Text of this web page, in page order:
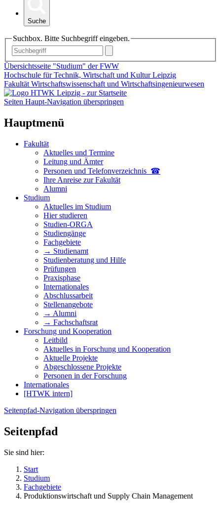
Suche
Suchbox. Bitte Suchbegriff eingeben.
Übersichtsseite "Studium" der FWW
Hochschule für Technik, Wirtschaft und Kultur Leipzig
Fakultät Wirtschaftswissenschaft und Wirtschaftsingenieurwesen
Seiten Haupt-Navigation überspringen
Hauptmenü
Fakultät
Aktuelles und Termine
Leitung und Ämter
Personen und Telefon­verzeichnis ☎
Ihre Anreise zur Fakultät
Alumni
Studium
Aktuelles im Studium
Hier studieren
Studien-ORGA
Studiengänge
Fachgebiete
→ Studienamt
Studienberatung und Hilfe
Prüfungen
Praxisphase
Internationales
Abschlussarbeit
Stellenangebote
→ Alumni
→ Fachschaftsrat
Forschung und Kooperation
Leitbild
Aktuelles in Forschung und Kooperation
Aktuelle Projekte
Abgeschlossene Projekte
Personen in der Forschung
Internationales
[HTWK intern]
Seitenpfad-Navigation überspringen
Seitenpfad
Sie sind hier:
Start
Studium
Fachgebiete
Produktionswirtschaft und Supply Chain Management